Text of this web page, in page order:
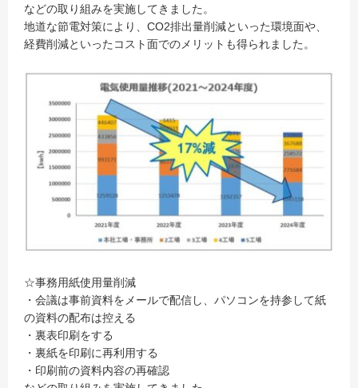
などの取り組みを実施してきました。
地道な節電対策により、CO2排出量削減といった環境面や、
経費削減といったコスト面でのメリットも得られました。
☆事務用紙使用量削減
・会議は事前資料をメールで配信し、パソコンを持参して紙
の資料の配布は控える
・裏表印刷をする
・裏紙を印刷に再利用する
・印刷前の資料内容の再確認